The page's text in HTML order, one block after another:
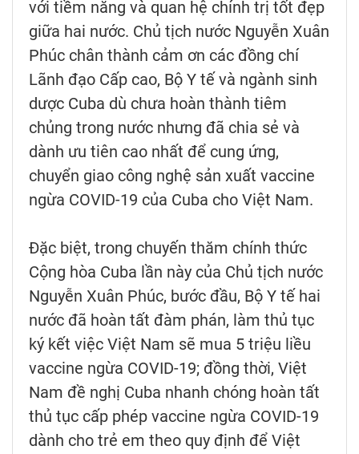
với tiềm năng và quan hệ chính trị tốt đẹp
giữa hai nước. Chủ tịch nước Nguyễn Xuân
Phúc chân thành cảm ơn các đồng chí
Lãnh đạo Cấp cao, Bộ Y tế và ngành sinh
dược Cuba dù chưa hoàn thành tiêm
chủng trong nước nhưng đã chia sẻ và
dành ưu tiên cao nhất để cung ứng,
chuyển giao công nghệ sản xuất vaccine
ngừa COVID-19 của Cuba cho Việt Nam.
Đặc biệt, trong chuyến thăm chính thức
Cộng hòa Cuba lần này của Chủ tịch nước
Nguyễn Xuân Phúc, bước đầu, Bộ Y tế hai
nước đã hoàn tất đàm phán, làm thủ tục
ký kết việc Việt Nam sẽ mua 5 triệu liều
vaccine ngừa COVID-19; đồng thời, Việt
Nam đề nghị Cuba nhanh chóng hoàn tất
thủ tục cấp phép vaccine ngừa COVID-19
dành cho trẻ em theo quy định để Việt